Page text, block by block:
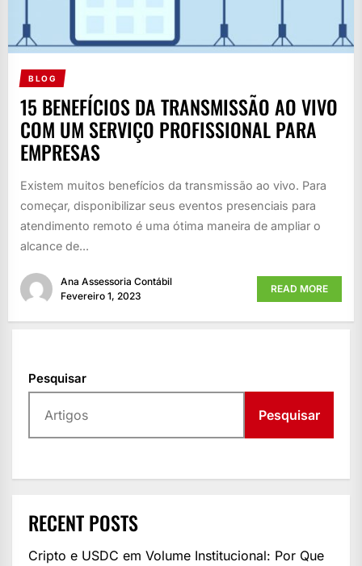
BLOG
15 BENEFÍCIOS DA TRANSMISSÃO AO VIVO
COM UM SERVIÇO PROFISSIONAL PARA
EMPRESAS
Existem muitos benefícios da transmissão ao vivo. Para
começar, disponibilizar seus eventos presenciais para
atendimento remoto é uma ótima maneira de ampliar o
alcance de...
Ana Assessoria Contábil
Fevereiro 1, 2023
READ MORE
Pesquisar
Pesquisar
RECENT POSTS
Cripto e USDC em Volume Institucional: Por Que